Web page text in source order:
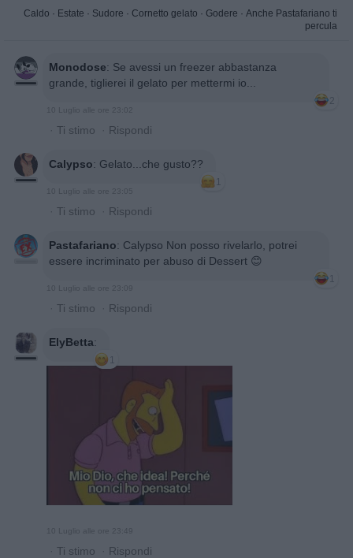
Caldo · Estate · Sudore · Cornetto gelato · Godere · Anche Pastafariano ti
percula
Monodose: Se avessi un freezer abbastanza
grande, tiglierei il gelato per mettermi io...
2
· Ti stimo · Rispondi
Calypso: Gelato...che gusto??
1
· Ti stimo · Rispondi
Pastafariano: Calypso Non posso rivelarlo, potrei
essere incriminato per abuso di Dessert 😊
1
10 Luglio alle ore 23:09
· Ti stimo · Rispondi
ElyBetta:
1
10 Luglio alle ore 23:49
· Ti stimo · Rispondi